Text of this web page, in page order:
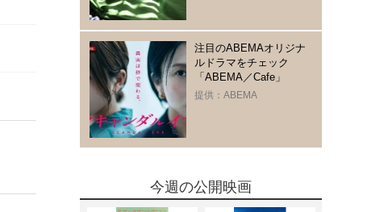
注目のABEMAオリジナ
ルドラマをチェック
「ABEMA／Cafe」
提供：ABEMA
今週の公開映画